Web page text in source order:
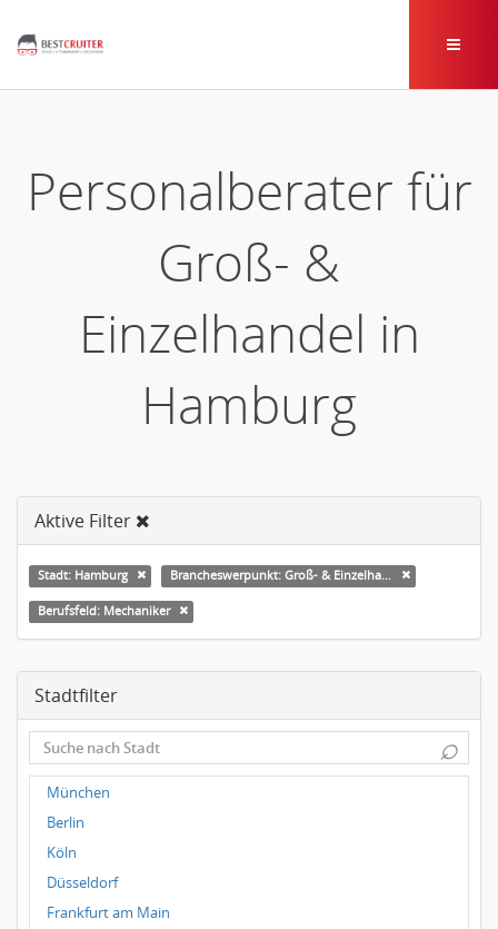
Personalberater für
Groß- &
Einzelhandel in
Hamburg
Aktive Filter
Stadt: Hamburg Brancheswerpunkt: Groß- & Einzelhandel
Berufsfeld: Mechaniker
Stadtfilter
⌕
München
Berlin
Köln
Düsseldorf
Frankfurt am Main